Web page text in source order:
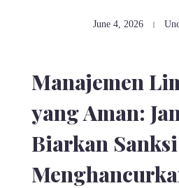
June 4, 2026
Manajemen
yang Aman:
Biarkan